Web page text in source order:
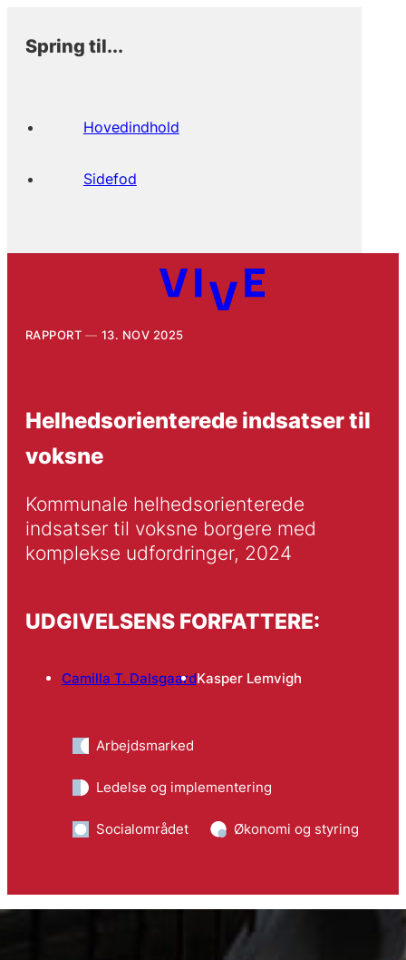
Spring til...
Hovedindhold
Sidefod
RAPPORT 13. NOV 2025
Helhedsorienterede indsatser til
voksne
Kommunale helhedsorienterede
indsatser til voksne borgere med
komplekse udfordringer, 2024
UDGIVELSENS FORFATTERE:
Camilla T. DalsgaardKasper Lemvigh
Arbejdsmarked
Ledelse og implementering
Socialområdet Økonomi og styring